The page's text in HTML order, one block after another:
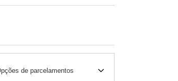
de parcelamentos